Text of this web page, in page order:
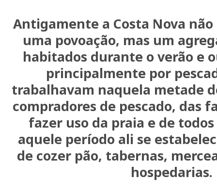
Antigamente a Costa Nova
uma povoação, mas um
habitados durante o verão e
principalmente por
trabalhavam naquela metade
compradores de pescado, das
fazer uso da praia e de
aquele período ali se
de cozer pão, tabernas,
hospedarias.